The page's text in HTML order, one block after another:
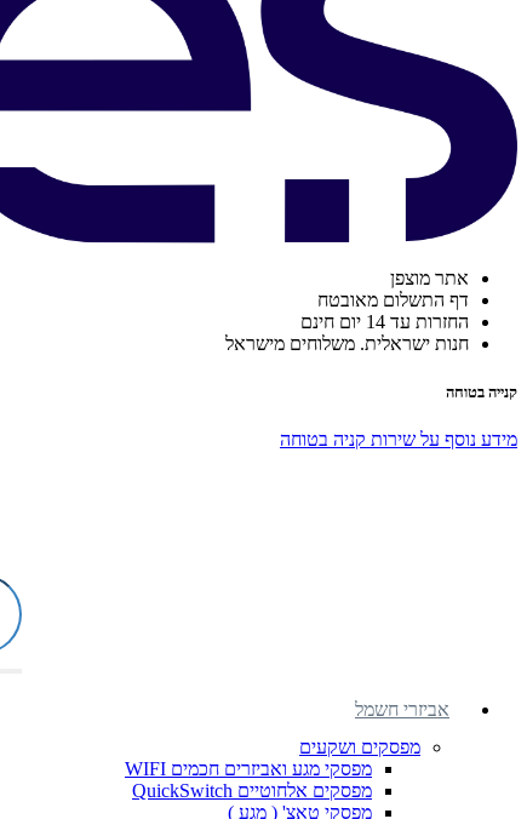
אתר מוצפן
דף התשלום מאובטח
החזרות עד 14 יום חינם
חנות ישראלית. משלוחים מישראל
קנייה בטוחה
מידע נוסף על שירות קניה בטוחה
אביזרי חשמל
מפסקים ושקעים
מפסקי מגע ואביזרים חכמים WIFI
מפסקים אלחוטיים QuickSwitch
מפסקי טאצ' ( מגע )